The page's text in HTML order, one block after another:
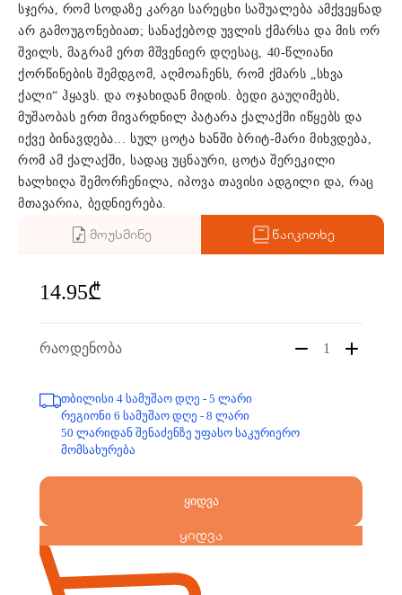
სჯერა, რომ სოდაზე კარგი სარეცხი საშუალება ამქვეყნად
არ გამოუგონებიათ; სანაქებოდ უვლის ქმარსა და მის ორ
შვილს, მაგრამ ერთ მშვენიერ დღესაც, 40-წლიანი
ქორწინების შემდგომ, აღმოაჩენს, რომ ქმარს „სხვა
ქალი“ ჰყავს. და ოჯახიდან მიდის. ბედი გაუღიმებს,
მუშაობას ერთ მივარდნილ პატარა ქალაქში იწყებს და
იქვე ბინავდება... სულ ცოტა ხანში ბრიტ-მარი მიხვდება,
რომ ამ ქალაქში, სადაც უცნაური, ცოტა შერეკილი
ხალხიღა შემორჩენილა, იპოვა თავისი ადგილი და, რაც
მთავარია, ბედნიერება.
მოუსმინე წაიკითხე
14.95₾
რაოდენობა 1
თბილისი 4 სამუშაო დღე - 5 ლარი
რეგიონი 6 სამუშაო დღე - 8 ლარი
50 ლარიდან შენაძენზე უფასო საკურიერო
მომსახურება
ყიდვა
ყიდვა